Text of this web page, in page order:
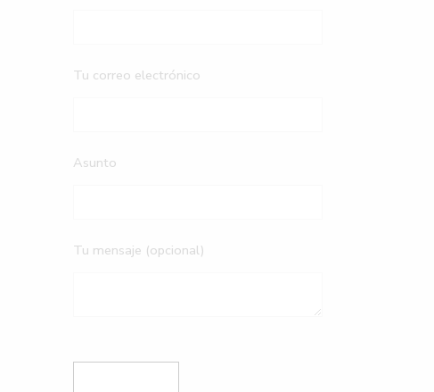
Tu correo electrónico
Asunto
Tu mensaje (opcional)